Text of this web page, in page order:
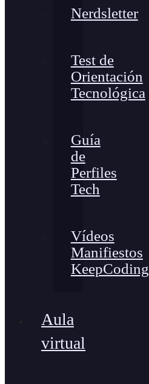
Nerdsletter
Test de
Orientación
Tecnológica
Guía
de
Perfiles
Tech
Vídeos
Manifiestos
KeepCoding
Aula
virtual